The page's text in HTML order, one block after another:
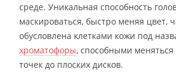
среде. Уникальная способность
маскироваться, быстро меняя цвет,
обусловлена клетками кожи под
хроматофоры, способными
точек до плоских дисков.